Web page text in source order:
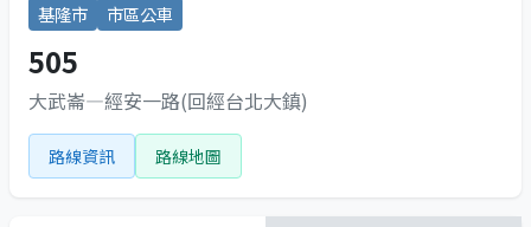
基隆市 市區公車
505
大武崙—經安一路(回經台北大鎮)
路線資訊 路線地圖